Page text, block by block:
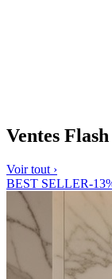
Ventes Flash
Voir tout ›
BEST SELLER-13